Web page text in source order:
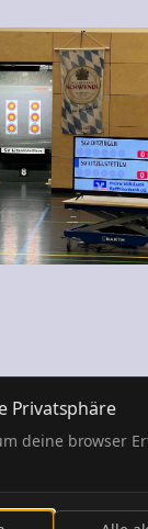
Privatsphäre
deine browser